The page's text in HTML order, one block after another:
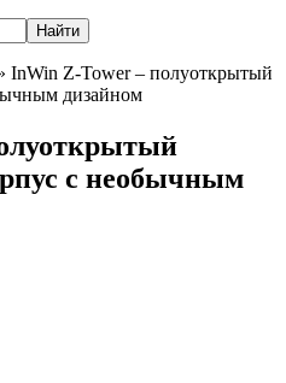
InWin Z-Tower – полуоткрытый
дизайном
с необычным